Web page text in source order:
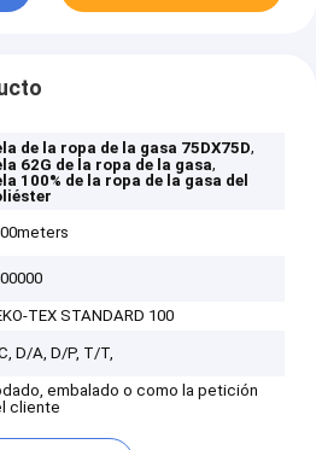
de la ropa de la gasa 75DX75D,
62G de la ropa de la gasa,
100% de la ropa de la gasa del
TEX STANDARD 100
D/A, D/P, T/T,
embalado o como la petición
cliente